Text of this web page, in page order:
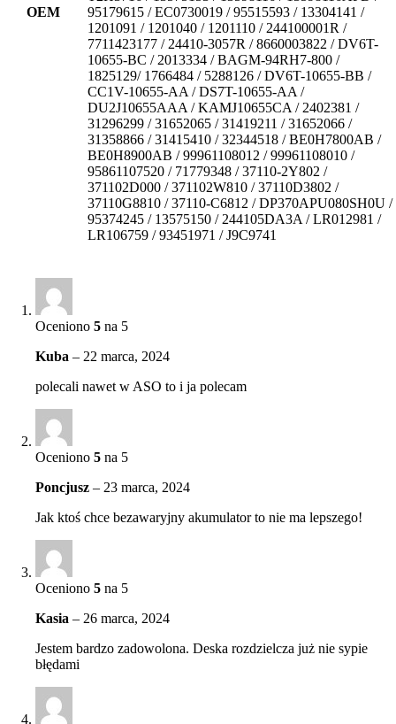
OEM
95179615 / EC0730019 / 95515593 / 13304141 /
1201091 / 1201040 / 1201110 / 244100001R /
7711423177 / 24410-3057R / 8660003822 / DV6T-
10655-BC / 2013334 / BAGM-94RH7-800 /
1825129/ 1766484 / 5288126 / DV6T-10655-BB /
CC1V-10655-AA / DS7T-10655-AA /
DU2J10655AAA / KAMJ10655CA / 2402381 /
31296299 / 31652065 / 31419211 / 31652066 /
31358866 / 31415410 / 32344518 / BE0H7800AB /
BE0H8900AB / 99961108012 / 99961108010 /
95861107520 / 71779348 / 37110-2Y802 /
371102D000 / 371102W810 / 37110D3802 /
37110G8810 / 37110-C6812 / DP370APU080SH0U /
95374245 / 13575150 / 244105DA3A / LR012981 /
LR106759 / 93451971 / J9C9741
Oceniono 5 na 5
Kuba – 22 marca, 2024
polecali nawet w ASO to i ja polecam
Oceniono 5 na 5
Poncjusz – 23 marca, 2024
Jak ktoś chce bezawaryjny akumulator to nie ma lepszego!
Oceniono 5 na 5
Kasia – 26 marca, 2024
Jestem bardzo zadowolona. Deska rozdzielcza już nie sypie
błędami